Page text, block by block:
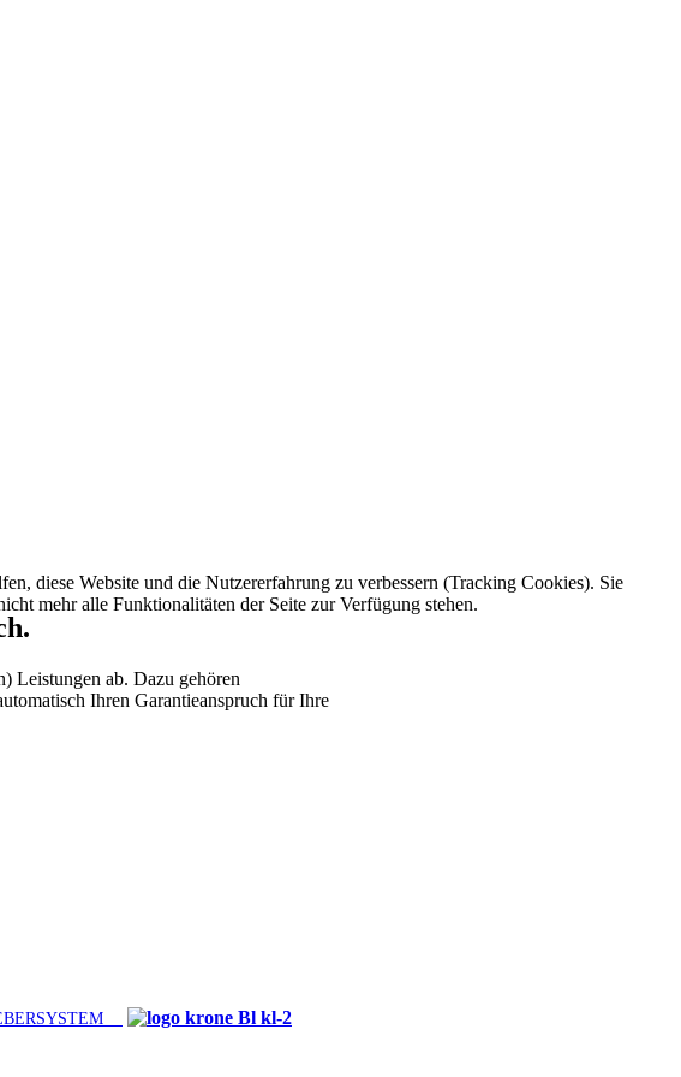
Leistungen ab. Dazu gehören
Ihren Garantieanspruch für Ihre
diese Website und die Nutzererfahrung zu verbessern (Tracking Cookies). Sie
mehr alle Funktionalitäten der Seite zur Verfügung stehen.